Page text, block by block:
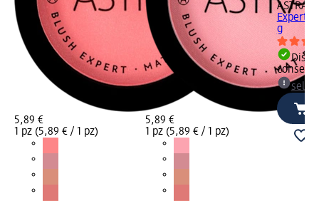
5,89 €
1 pz (5,89 € / 1 pz)
5,89 €
1 pz (5,89 € / 1 pz)
ASTRA
Expert
g